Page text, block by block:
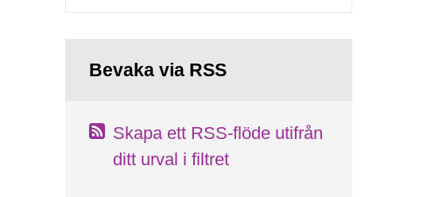
Bevaka via RSS
Skapa ett RSS-flöde utifrån
ditt urval i filtret